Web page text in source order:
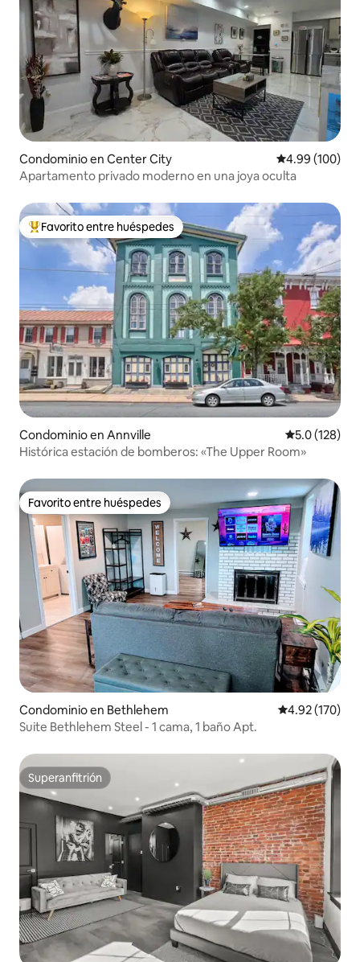
Condominio en Center City Calificación
4.99 (100)
Apartamento privado moderno en una joya oculta
De los mejores en Favorito entre huéspedes
Favorito entre huéspedes
Condominio en Annville Calificación
5.0 (128)
Histórica estación de bomberos: «The Upper Room»
Favorito entre huéspedes
Favorito entre huéspedes
Condominio en Bethlehem Calificación
4.92 (170)
Suite Bethlehem Steel - 1 cama, 1 baño Apt.
Superanfitrión
Superanfitrión